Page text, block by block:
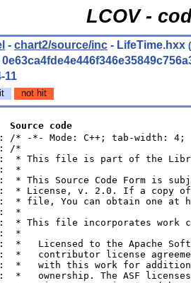
LCOV -
- chart2/source/inc - LifeTime.hxx
11
not hit
Source code
/* -*- Mode: C++; tab-width: